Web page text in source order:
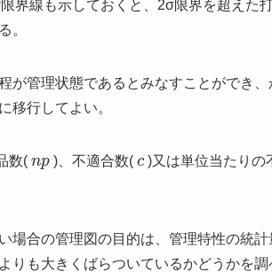
線も示しておくと、2σ限界を超えた
。
管理状態であるとみなすことができ、
移行してよい。
数( )、不適合数( )又は単位当たりの
合の管理図の目的は、管理特性の統計
りも大きくばらついているかどうかを調